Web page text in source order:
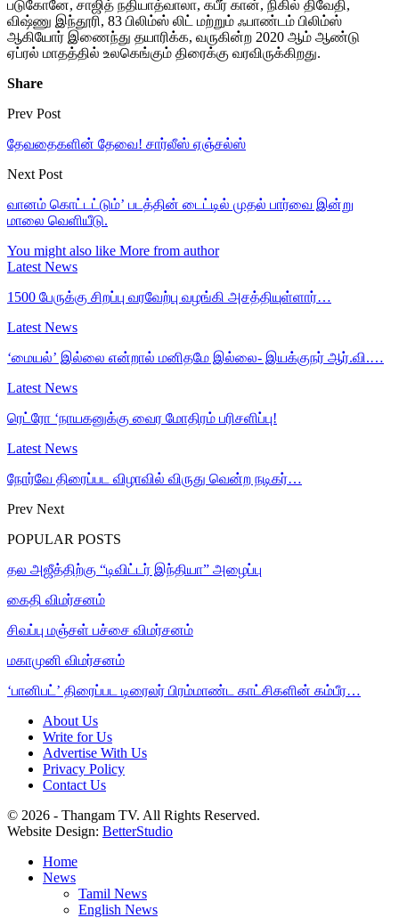
படுகோனே, சாஜித் நதியாத்வாலா, கபீர் கான், நிகில் திவேதி,
விஷ்ணு இந்தூரி, 83 பிலிம்ஸ் லிட் மற்றும் ஃபாண்டம் பிலிம்ஸ்
ஆகியோர் இணைந்து தயாரிக்க, வருகின்ற 2020 ஆம் ஆண்டு
ஏப்ரல் மாதத்தில் உலகெங்கும் திரைக்கு வரவிருக்கிறது.
Share
Prev Post
தேவதைகளின் தேவை! சார்லீஸ் ஏஞ்சல்ஸ்
Next Post
வானம் கொட்டட்டும்’ படத்தின் டைட்டில் முதல் பார்வை இன்று
மாலை வெளியீடு.
You might also like More from author
Latest News
1500 பேருக்கு சிறப்பு வரவேற்பு வழங்கி அசத்தியுள்ளார்…
Latest News
‘மையல்’ இல்லை என்றால் மனிதமே இல்லை- இயக்குநர் ஆர்.வி.…
Latest News
ரெட்ரோ ‘நாயகனுக்கு வைர மோதிரம் பரிசளிப்பு!
Latest News
நோர்வே திரைப்பட விழாவில் விருது வென்ற நடிகர்…
Prev Next
POPULAR POSTS
தல அஜீத்திற்கு “டிவிட்டர் இந்தியா” அழைப்பு
கைதி விமர்சனம்
சிவப்பு மஞ்சள் பச்சை விமர்சனம்
மகாமுனி விமர்சனம்
‘பானிபட்’ திரைப்பட டிரைலர் பிரம்மாண்ட காட்சிகளின் கம்பீர…
About Us
Write for Us
Advertise With Us
Privacy Policy
Contact Us
© 2026 - Thangam TV. All Rights Reserved.
Website Design: BetterStudio
Home
News
Tamil News
English News